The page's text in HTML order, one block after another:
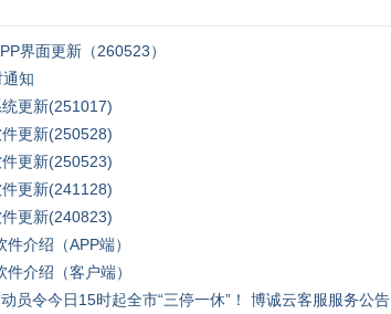
界面更新（260523）
知
更新(251017)
更新(250528)
更新(250523)
更新(241128)
更新(240823)
介绍（APP端）
介绍（客户端）
员令今日15时起全市“三停一休”！ 博诚云客服服务公告